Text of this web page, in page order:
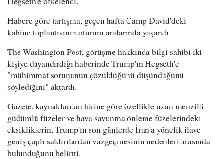
Habere göre tartışma, geçen hafta Camp David'deki
kabine toplantısının oturum aralarında yaşandı.
The Washington Post, görüşme hakkında bilgi sahibi iki
kişiye dayandırdığı haberinde Trump'ın Hegseth'e
"mühimmat sorununun çözüldüğünü düşündüğünü
söylediğini" aktardı.
Gazete, kaynaklardan birine göre özellikle uzun menzilli
güdümlü füzeler ve hava savunma önleme füzelerindeki
eksikliklerin, Trump'ın son günlerde İran'a yönelik ilave
geniş çaplı saldırılardan vazgeçmesinin nedenleri arasında
bulunduğunu belirtti.